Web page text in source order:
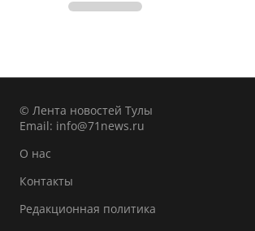
© Лента новостей Тулы
Email: info@71news.ru
О нас
Контакты
Редакционная политика